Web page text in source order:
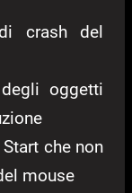
crash del
oggetti
che non
mouse